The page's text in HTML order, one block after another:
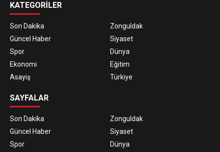
KATEGORİLER
Son Dakika
Zonguldak
Güncel Haber
Siyaset
Spor
Dünya
Ekonomi
Eğitim
Asayiş
Türkiye
SAYFALAR
Son Dakika
Zonguldak
Güncel Haber
Siyaset
Spor
Dünya